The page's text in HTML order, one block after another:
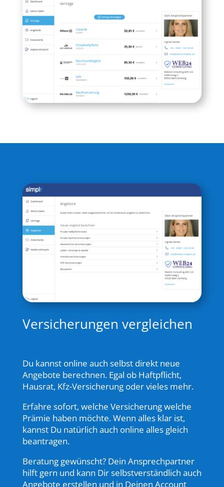
Versicherungen vergleichen
Du kannst online auch selbst direkt neue
Angebote berechnen. Egal ob Haftpflicht,
Hausrat, Kfz-Versicherung oder vieles mehr.
Erfahre sofort, welche Versicherung welche
Prämie haben möchte.Wenn alles klar ist,
kannst Du natürlich auch online alles gleich
beantragen.
Beratung gewünscht? Dein Ansprechpartner
hilft gern und kann Dir selbstverständlich auch
Angebote erstellen und in Deinen Account